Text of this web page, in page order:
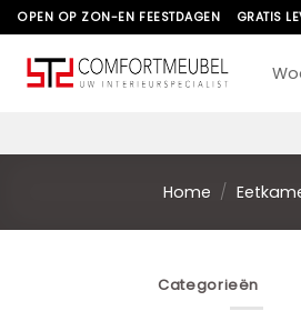
Skip
to
content
OPEN OP ZON-EN FEESTDAGEN GRATIS
Home /
Categorieën